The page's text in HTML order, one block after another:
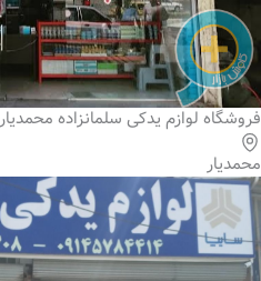
فروشگاه لوازم یدکی سلمانزاده محمدیار
محمدیار